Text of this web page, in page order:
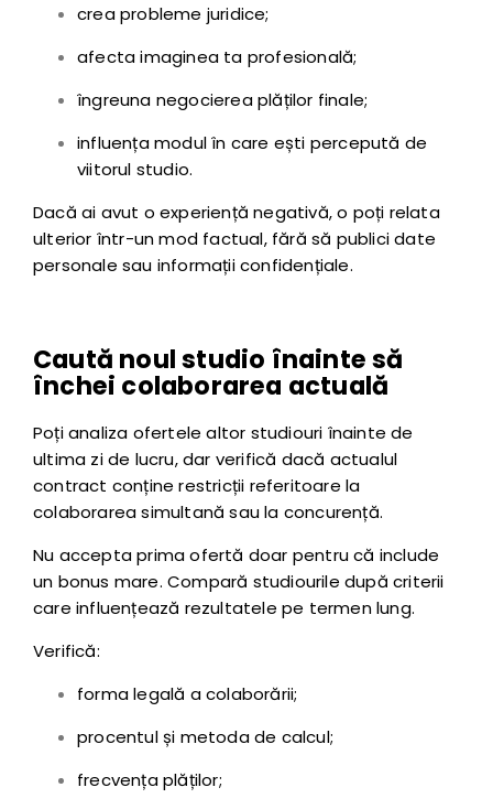
crea probleme juridice;
afecta imaginea ta profesională;
îngreuna negocierea plăților finale;
influența modul în care ești percepută de
viitorul studio.
Dacă ai avut o experiență negativă, o poți relata
ulterior într-un mod factual, fără să publici date
personale sau informații confidențiale.
Caută noul studio înainte să
închei colaborarea actuală
Poți analiza ofertele altor studiouri înainte de
ultima zi de lucru, dar verifică dacă actualul
contract conține restricții referitoare la
colaborarea simultană sau la concurență.
Nu accepta prima ofertă doar pentru că include
un bonus mare. Compară studiourile după criterii
care influențează rezultatele pe termen lung.
Verifică:
forma legală a colaborării;
procentul și metoda de calcul;
frecvența plăților;